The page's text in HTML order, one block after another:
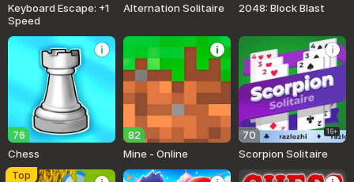
Keyboard Escape: +1
Speed
Alternation Solitaire
2048: Block Blast
76
Chess
82
Mine - Online
70 16+
Scorpion Solitaire
Top